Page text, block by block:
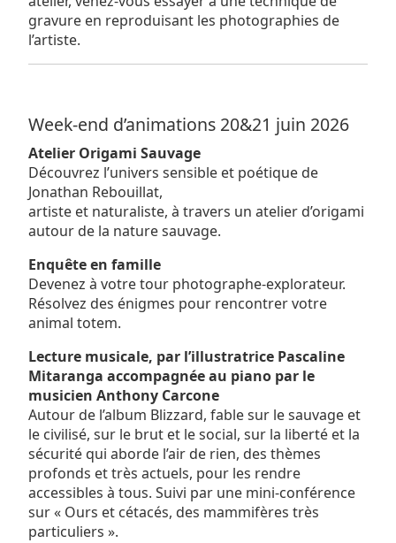
gravure en reproduisant les photographies de
l’artiste.
Week-end d’animations 20&21 juin 2026
Atelier Origami Sauvage
Découvrez l’univers sensible et poétique de
Jonathan Rebouillat,
artiste et naturaliste, à travers un atelier d’origami
autour de la nature sauvage.
Enquête en famille
Devenez à votre tour photographe-explorateur.
Résolvez des énigmes pour rencontrer votre
animal totem.
Lecture musicale, par l’illustratrice Pascaline
Mitaranga accompagnée au piano par le
musicien Anthony Carcone
Autour de l’album Blizzard, fable sur le sauvage et
le civilisé, sur le brut et le social, sur la liberté et la
sécurité qui aborde l’air de rien, des thèmes
profonds et très actuels, pour les rendre
accessibles à tous. Suivi par une mini-conférence
sur « Ours et cétacés, des mammifères très
particuliers ».